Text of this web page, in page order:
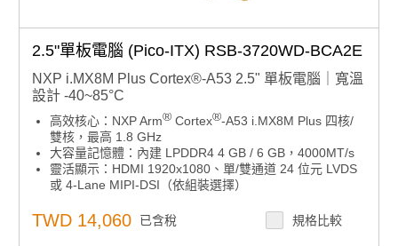
2.5"單板電腦 (Pico-ITX) RSB-3720WD-BCA2E
NXP i.MX8M Plus Cortex®-A53 2.5" 單板電腦｜寬溫
設計 -40~85°C
高效核心：NXP Arm® Cortex®-A53 i.MX8M Plus 四核/
雙核，最高 1.8 GHz
大容量記憶體：內建 LPDDR4 4 GB / 6 GB，4000MT/s
靈活顯示：HDMI 1920x1080、單/雙通道 24 位元 LVDS
或 4-Lane MIPI-DSI（依組裝選擇）
USB2.0、Micro SD、麥克風輸入/線路輸出
無線擴充：mini-PCIe（3G/4G）、M.2 2230 Key E 插槽
TWD 14,060 已含稅 規格比較